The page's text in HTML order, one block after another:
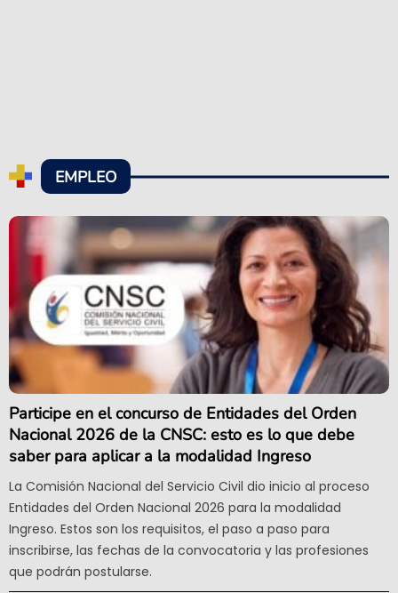
EMPLEO
Participe en el concurso de Entidades del Orden
Nacional 2026 de la CNSC: esto es lo que debe
saber para aplicar a la modalidad Ingreso
La Comisión Nacional del Servicio Civil dio inicio al proceso
Entidades del Orden Nacional 2026 para la modalidad
Ingreso. Estos son los requisitos, el paso a paso para
inscribirse, las fechas de la convocatoria y las profesiones
que podrán postularse.